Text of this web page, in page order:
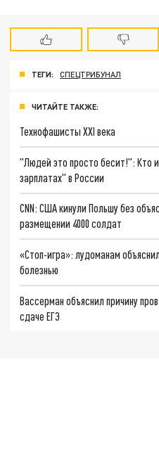
ТЕГИ: СПЕЦТРИБУНАЛ
ЧИТАЙТЕ ТАКЖЕ:
Технофашисты XXI века
"Людей это просто бесит!": Кто
зарплатах" в России
CNN: США кинули Польшу без
размещении 4000 солдат
«Стоп-игра»: лудоманам
болезнью
Вассерман объяснил причину
сдаче ЕГЭ